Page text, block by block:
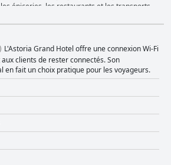
épiceries, les restaurants et les transports
d'un parking payant ajoute également de la
Le personnel de l'Astoria
félicité pour son professionnalisme et sa
à la réception où il gère les demandes de
de voyage efficacement. Ces
de manière significative à l'expérience
clients apprécient une variété
du petit-déjeuner dans leur séjour,
en termes de qualité, de variété et
s'aligner sur le statut quatre étoiles de l'hôtel.
appréciées pour leur confort et leur
clients trouvent les lits confortables et
certains notent que les chambres sont plus
L'Astoria Grand Hotel offre une connexion Wi-Fi
clients de rester connectés. Son
en fait un choix pratique pour les voyageurs.